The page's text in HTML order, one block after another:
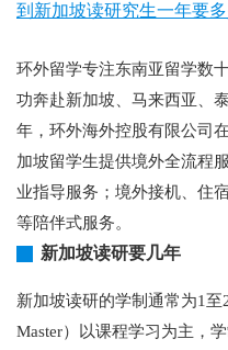
到新加坡读研究生一年要
环外留学专注东南亚留学数
功奔赴新加坡、马来西亚、
年，环外海外控股有限公司
加坡留学生提供境外全流程
业指导服务；境外接机、住
等陪伴式服务。
新加坡读研要几年
新加坡读研的学制通常为1至
Master）以课程学习为主，